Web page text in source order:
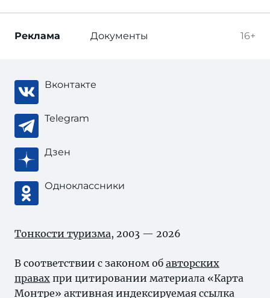
16+
Реклама Документы
Вконтакте
Telegram
Дзен
Одноклассники
Тонкости туризма, 2003 — 2026
В соответствии с законом об авторских
правах при цитировании материала «Карта
Монтре» активная индексируемая ссылка